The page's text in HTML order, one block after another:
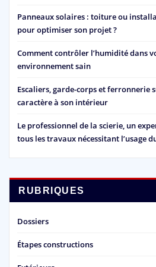
Panneaux solaires : toiture ou
pour optimiser son projet ?
Comment contrôler l’humidité dans
environnement sain
Escaliers, garde-corps et ferronnerie
caractère à son intérieur
Le professionnel de la scierie, un
tous les travaux nécessitant l’usage
RUBRIQUES
Dossiers
Étapes constructions